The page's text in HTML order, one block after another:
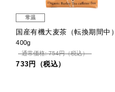
常温
国産有機大麦茶（転換期間中）
400g
通常価格: 754円（税込）
733円（税込）